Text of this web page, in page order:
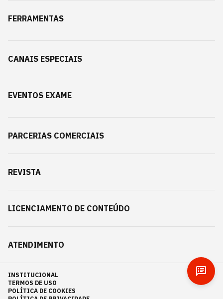
FERRAMENTAS
CANAIS ESPECIAIS
EVENTOS EXAME
PARCERIAS COMERCIAIS
REVISTA
LICENCIAMENTO DE CONTEÚDO
ATENDIMENTO
INSTITUCIONAL
TERMOS DE USO
POLÍTICA DE COOKIES